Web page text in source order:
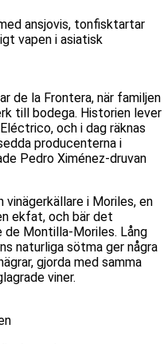
ansjovis, tonfisktartar
vapen i asiatisk
de la Frontera, när familjen
till bodega. Historien lever
och i dag räknas
producenterna i
Pedro Ximénez-druvan
vinägerkällare i Moriles, en
ekfat, och bär det
de Montilla-Moriles. Lång
naturliga sötma ger några
gjorda med samma
viner.